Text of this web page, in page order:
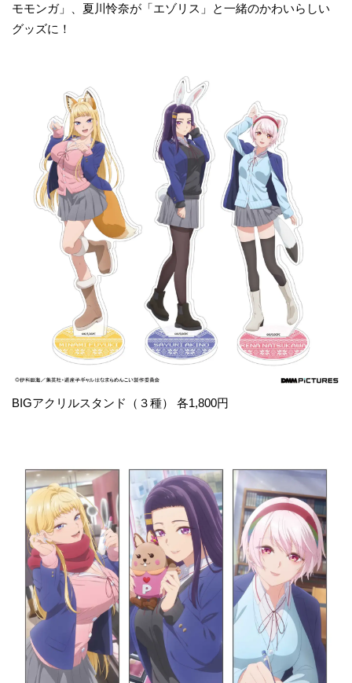
モモンガ」、夏川怜奈が「エゾリス」と一緒のかわいらしい
グッズに！
BIGアクリルスタンド（３種） 各1,800円